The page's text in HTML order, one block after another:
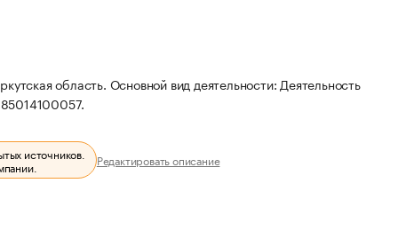
область. Основной вид деятельности: Деятельность
источников.
Редактировать описание